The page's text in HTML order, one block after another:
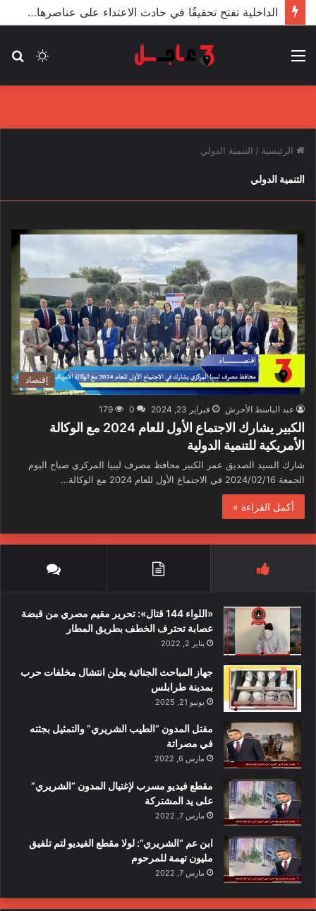
الداخلية تفتح تحقيقًا في حادث الاعتداء على عناصرها من قبل مندسين في المظاهرات
الوضع
الرئيسية / التنمية الدولي
التنمية الدولي
إقتصاد
عبد الباسط الأحرش فبراير 23, 2024 0
179
الكبير يشارك الاجتماع الأول للعام 2024 مع الوكالة
الأمريكية للتنمية الدولية
شارك السيد الصديق عمر الكبير محافظ مصرف ليبيا المركزي صباح اليوم
الجمعة 2024/02/16 في الاجتماع الأول للعام 2024 مع الوكالة…
أكمل القراءة »
«اللواء 144 قتال»: تحرير مقيم مصري من قبضة
عصابة تحترف الخطف بطريق المطار
يناير 2, 2022
جهاز المباحث الجنائية يعلن انتشال مخلفات حرب
بمدينة طرابلس
يونيو 21, 2025
مقتل المدون “الطيب الشريري” والتمثيل بجثته
في مصراتة
مارس 6, 2022
مقطع فيديو مسرب لإغتيال المدون “الشريري”
على يد المشتركة
مارس 7, 2022
ابن عم “الشريري”: لولا مقطع الفيديو لتم تلفيق
مليون تهمة للمرحوم
مارس 7, 2022